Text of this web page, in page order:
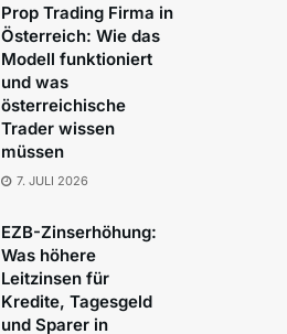
Prop Trading Firma in
Österreich: Wie das
Modell funktioniert
und was
österreichische
Trader wissen
müssen
7. JULI 2026
EZB-Zinserhöhung:
Was höhere
Leitzinsen für
Kredite, Tagesgeld
und Sparer in